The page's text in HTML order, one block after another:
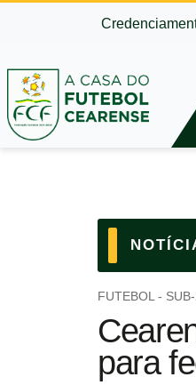
FUTEBOL -
para